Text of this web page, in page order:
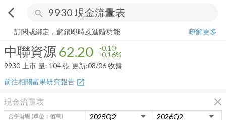
arrow_back_ios search
中聯資源 62.20 -0.16%
訂閱或綁定，解鎖即時及進階功能
瞭解更多
中聯資源62.20 -0.10
-0.16%
9930 上市 量: 104張 更新:08/06 收盤
前往相關富果研究報告 open_in_new
現金流量表 close
合併財報 (單位：佰萬)